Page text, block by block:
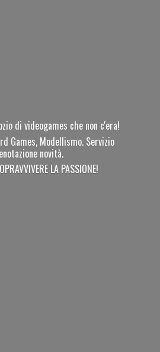
di videogames che non c'era!
Games, Modellismo. Servizio
novità.
LA PASSIONE!